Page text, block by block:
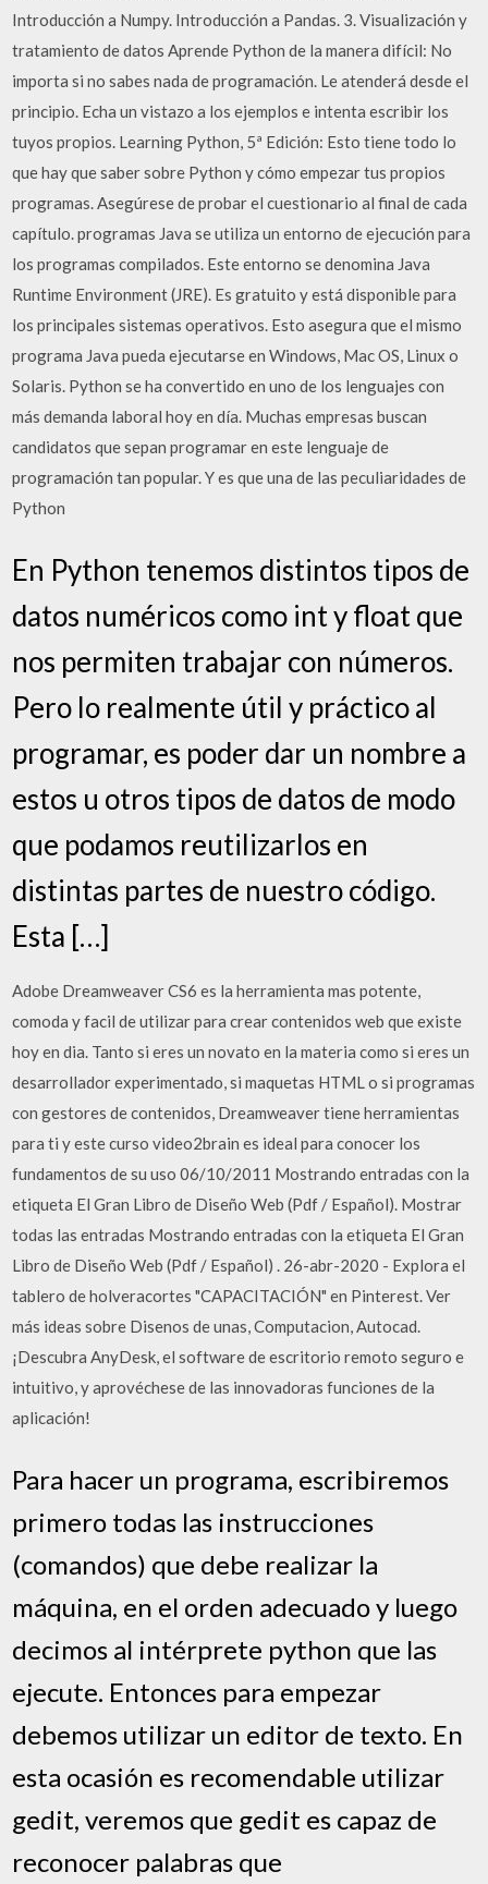
Introducción a Numpy. Introducción a Pandas. 3. Visualización y
tratamiento de datos Aprende Python de la manera difícil: No
importa si no sabes nada de programación. Le atenderá desde el
principio. Echa un vistazo a los ejemplos e intenta escribir los
tuyos propios. Learning Python, 5ª Edición: Esto tiene todo lo
que hay que saber sobre Python y cómo empezar tus propios
programas. Asegúrese de probar el cuestionario al final de cada
capítulo. programas Java se utiliza un entorno de ejecución para
los programas compilados. Este entorno se denomina Java
Runtime Environment (JRE). Es gratuito y está disponible para
los principales sistemas operativos. Esto asegura que el mismo
programa Java pueda ejecutarse en Windows, Mac OS, Linux o
Solaris. Python se ha convertido en uno de los lenguajes con
más demanda laboral hoy en día. Muchas empresas buscan
candidatos que sepan programar en este lenguaje de
programación tan popular. Y es que una de las peculiaridades de
Python
En Python tenemos distintos tipos de
datos numéricos como int y float que
nos permiten trabajar con números.
Pero lo realmente útil y práctico al
programar, es poder dar un nombre a
estos u otros tipos de datos de modo
que podamos reutilizarlos en
distintas partes de nuestro código.
Esta […]
Adobe Dreamweaver CS6 es la herramienta mas potente,
comoda y facil de utilizar para crear contenidos web que existe
hoy en dia. Tanto si eres un novato en la materia como si eres un
desarrollador experimentado, si maquetas HTML o si programas
con gestores de contenidos, Dreamweaver tiene herramientas
para ti y este curso video2brain es ideal para conocer los
fundamentos de su uso 06/10/2011 Mostrando entradas con la
etiqueta El Gran Libro de Diseño Web (Pdf / Español). Mostrar
todas las entradas Mostrando entradas con la etiqueta El Gran
Libro de Diseño Web (Pdf / Español) . 26-abr-2020 - Explora el
tablero de holveracortes "CAPACITACIÓN" en Pinterest. Ver
más ideas sobre Disenos de unas, Computacion, Autocad.
¡Descubra AnyDesk, el software de escritorio remoto seguro e
intuitivo, y aprovéchese de las innovadoras funciones de la
aplicación!
Para hacer un programa, escribiremos
primero todas las instrucciones
(comandos) que debe realizar la
máquina, en el orden adecuado y luego
decimos al intérprete python que las
ejecute. Entonces para empezar
debemos utilizar un editor de texto. En
esta ocasión es recomendable utilizar
gedit, veremos que gedit es capaz de
reconocer palabras que